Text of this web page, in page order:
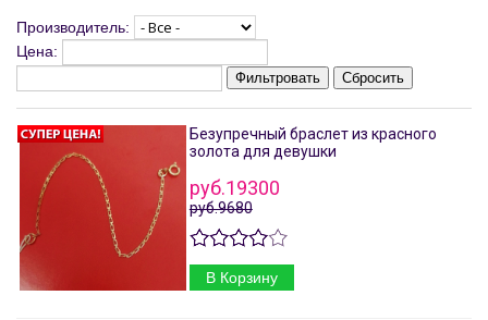
Производитель:
Цена:
Фильтровать Сбросить
Безупречный браслет из красного
золота для девушки
руб.19300
руб.9680
В Корзину